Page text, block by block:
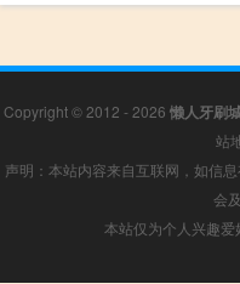
Copyright © 2012 - 2026 懒人牙刷
站
声明：本站内容来自互联网，如信
会
本站仅为个人兴趣